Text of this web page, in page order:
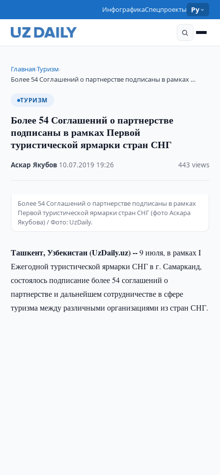
ИнфографикаСпецпроекты Ру
Главная›Туризм›
Более 54 Соглашений о партнерстве подписаны в рамках …
ТУРИЗМ
Более 54 Соглашений о партнерстве
подписаны в рамках Первой
туристической ярмарки стран СНГ
Аскар Якубов 10.07.2019 19:26 443 views
Более 54 Соглашений о партнерстве подписаны в рамках
Первой туристической ярмарки стран СНГ (фото Аскара
Якубова) / Фото: UzDaily.
Ташкент, Узбекистан (UzDaily.uz) --9 июля, в рамках I
Ежегодной туристической ярмарки СНГ в г. Самарканд,
состоялось подписание более 54 соглашений о
партнерстве и дальнейшем сотрудничестве в сфере
туризма между различными организациями из стран СНГ.